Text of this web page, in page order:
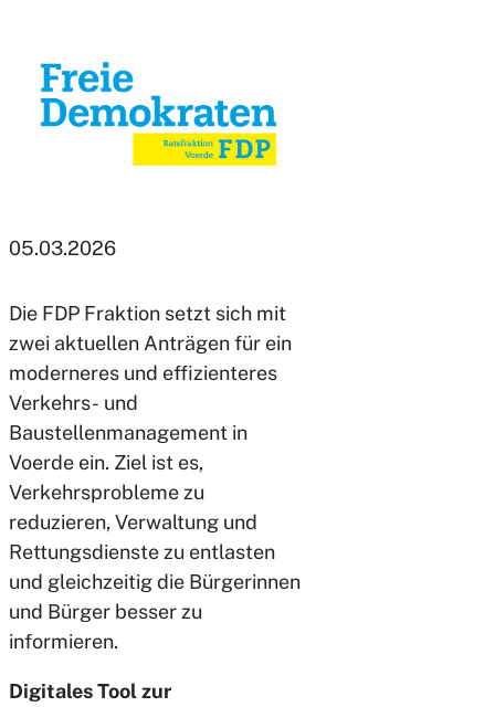
05.03.2026
Die FDP Fraktion setzt sich mit
zwei aktuellen Anträgen für ein
moderneres und effizienteres
Verkehrs- und
Baustellenmanagement in
Voerde ein. Ziel ist es,
Verkehrsprobleme zu
reduzieren, Verwaltung und
Rettungsdienste zu entlasten
und gleichzeitig die Bürgerinnen
und Bürger besser zu
informieren.
Digitales Tool zur